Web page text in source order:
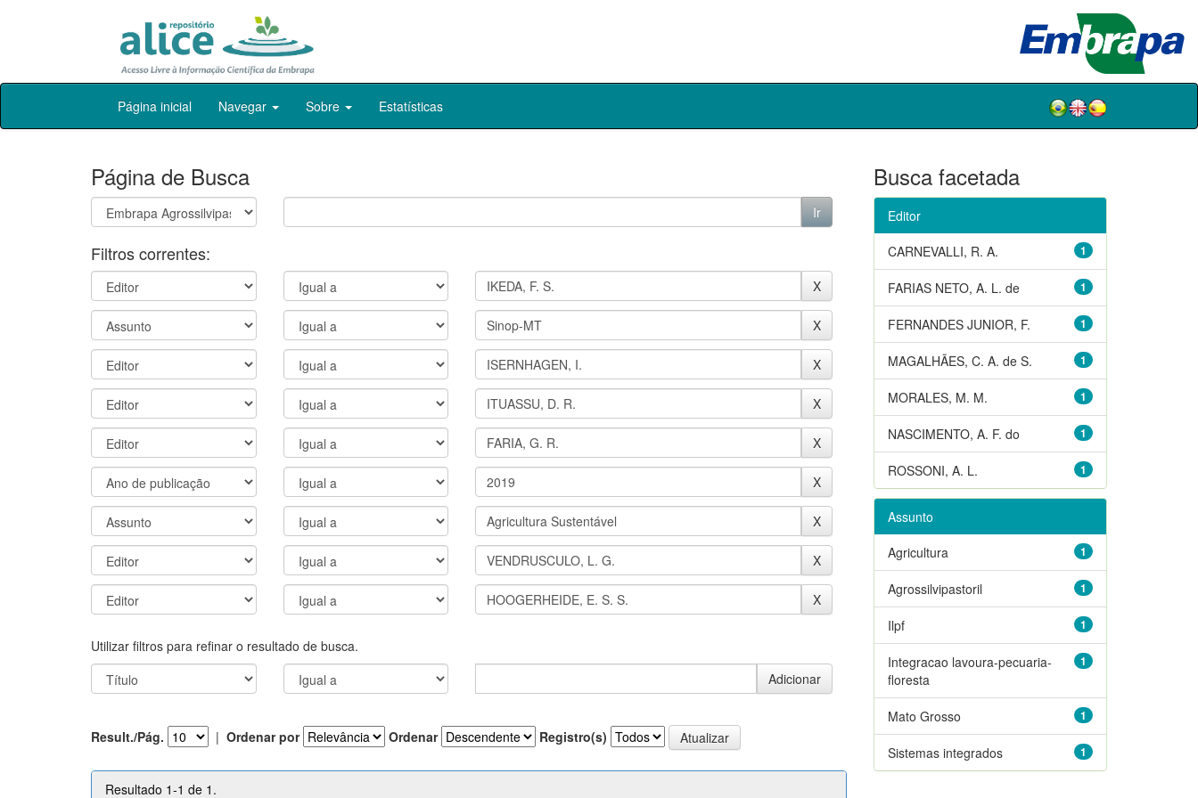
Skip
Página inicial Navegar Sobre Estatísticas
Página de Busca
Filtros correntes:
Utilizar filtros para refinar o resultado de busca.
Result./Pág. | Ordenar por Ordenar Registro(s)
Resultado 1-1 de 1.
Busca facetada
Editor
1
CARNEVALLI, R. A.
1
FARIAS NETO, A. L. de
1
FERNANDES JUNIOR, F.
1
MAGALHÃES, C. A. de S.
1
MORALES, M. M.
1
NASCIMENTO, A. F. do
1
ROSSONI, A. L.
Assunto
1
Agricultura
1
Agrossilvipastoril
1
Ilpf
1
Integracao lavoura-pecuaria-
floresta
1
Mato Grosso
1
Sistemas integrados